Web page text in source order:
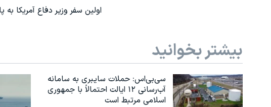
اولین سفر وزیر دفاع آمریکا
بیشتر بخوانید
سی‌بی‌اس: حملات سایبری به سامانه
آب‌رسانی ۱۲ ایالت احتمالاً با جمهوری
اسلامی مرتبط است